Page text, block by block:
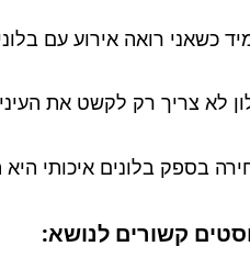
כשאני רואה אירוע עם
לא צריך רק לקשט את
בספק בלונים איכותי
קשורים לנושא: